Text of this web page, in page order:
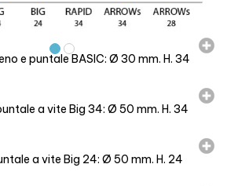
e puntale BASIC: Ø 30 mm. H. 34
a vite Big 34: Ø 50 mm. H. 34
a vite Big 24: Ø 50 mm. H. 24